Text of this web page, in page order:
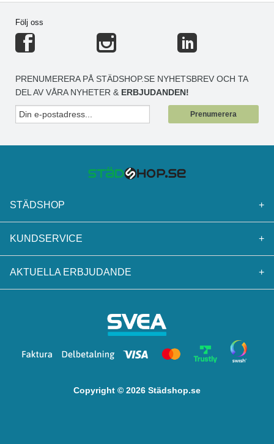
Följ oss
PRENUMERERA PÅ STÄDSHOP.SE NYHETSBREV OCH TA
DEL AV VÅRA NYHETER & ERBJUDANDEN!
Prenumerera
STÄDSHOP +
KUNDSERVICE +
AKTUELLA ERBJUDANDE +
Copyright © 2026 Städshop.se